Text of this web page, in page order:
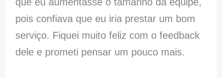
pois confiava que eu iria prestar um bom
serviço. Fiquei muito feliz com o feedback
dele e prometi pensar um pouco mais.